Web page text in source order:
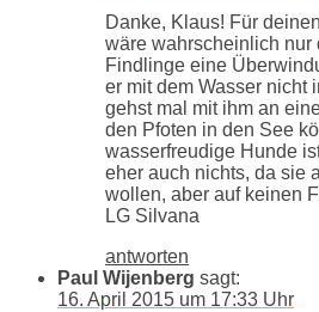
Danke, Klaus! Für
wäre wahrscheinlich nur
Findlinge eine
er mit dem Wasser nicht
gehst mal mit ihm an
den Pfoten in den See
wasserfreudige Hunde
eher auch nichts, da sie
wollen, aber auf keinen
LG Silvana
antworten
Paul Wijenberg sagt:
16. April 2015 um 17:33 Uhr